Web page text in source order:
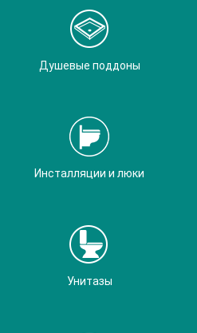
Душевые поддоны
Инсталляции и люки
Унитазы